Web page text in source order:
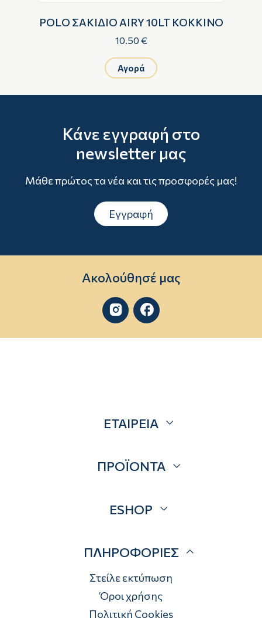
POLO ΣΑΚΙΔΙΟ AIRY 10LT ΚΟΚΚΙΝΟ
10.50 €
Αγορά
Κάνε εγγραφή στο
newsletter μας
Μάθε πρώτος τα νέα και τις προσφορές μας!
Εγγραφή
Ακολούθησέ μας
 
ΕΤΑΙΡΕΙΑ
Επικοινωνία
ΠΡΟΪΟΝΤΑ
Brands
ESHOP
Τρόποι αποστολής
Τρόποι πληρωμής
Επιστροφές
ΠΛΗΡΟΦΟΡΙΕΣ
Στείλε εκτύπωση
Όροι χρήσης
Πολιτική Cookies